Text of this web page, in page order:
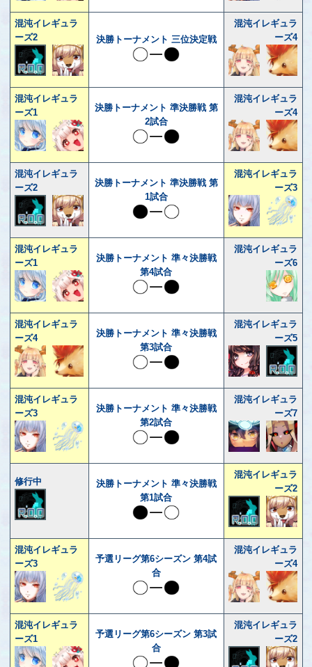
混沌イレギュラ
ーズ2
決勝トーナメント 三位決定戦
混沌イレギュラ
ーズ4
混沌イレギュラ
ーズ1
決勝トーナメント 準決勝戦 第
2試合
混沌イレギュラ
ーズ4
混沌イレギュラ
ーズ2
決勝トーナメント 準決勝戦 第
1試合
混沌イレギュラ
ーズ3
混沌イレギュラ
ーズ1
決勝トーナメント 準々決勝戦
第4試合
混沌イレギュラ
ーズ6
混沌イレギュラ
ーズ4
決勝トーナメント 準々決勝戦
第3試合
混沌イレギュラ
ーズ5
混沌イレギュラ
ーズ3
決勝トーナメント 準々決勝戦
第2試合
混沌イレギュラ
ーズ7
修行中
決勝トーナメント 準々決勝戦
第1試合
混沌イレギュラ
ーズ2
混沌イレギュラ
ーズ3
予選リーグ第6シーズン 第4試
合
混沌イレギュラ
ーズ4
混沌イレギュラ
ーズ1
予選リーグ第6シーズン 第3試
合
混沌イレギュラ
ーズ2